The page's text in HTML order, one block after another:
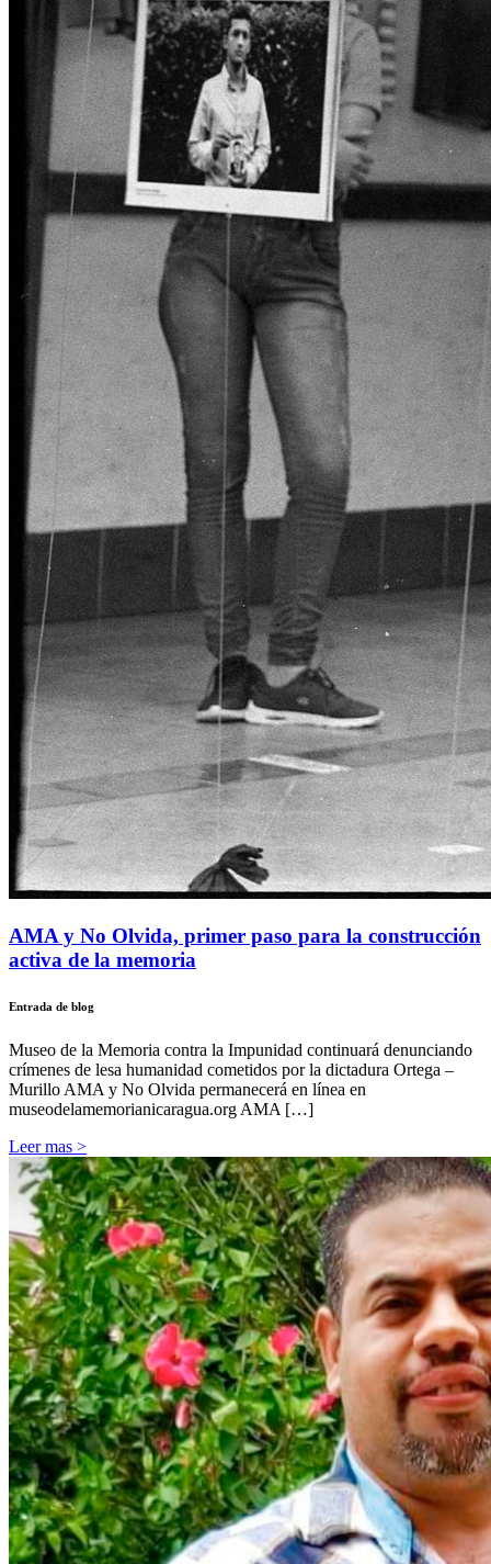
AMA y No Olvida, primer paso para la construcción
activa de la memoria
Entrada de blog
Museo de la Memoria contra la Impunidad continuará denunciando
crímenes de lesa humanidad cometidos por la dictadura Ortega –
Murillo AMA y No Olvida permanecerá en línea en
museodelamemorianicaragua.org AMA […]
Leer mas >